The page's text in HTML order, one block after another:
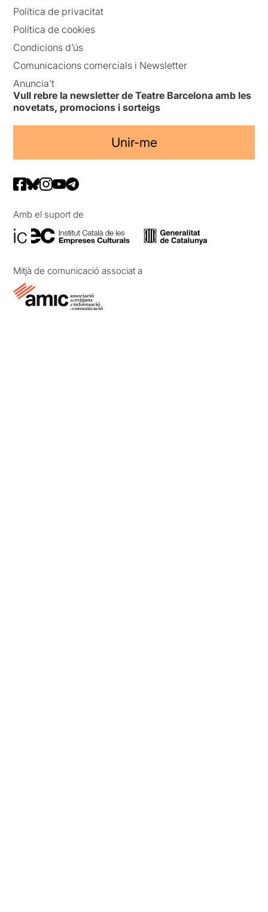
Política de privacitat
Política de cookies
Condicions d’ús
Comunicacions comercials i Newsletter
Anuncia’t
Vull rebre la newsletter de Teatre Barcelona amb les
novetats, promocions i sorteigs
Unir-me
Amb el suport de
Mitjà de comunicació associat a